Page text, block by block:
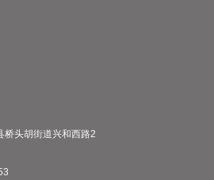
桥头胡街道兴和西路2